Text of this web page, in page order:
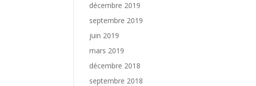
décembre 2019
septembre 2019
juin 2019
mars 2019
décembre 2018
septembre 2018